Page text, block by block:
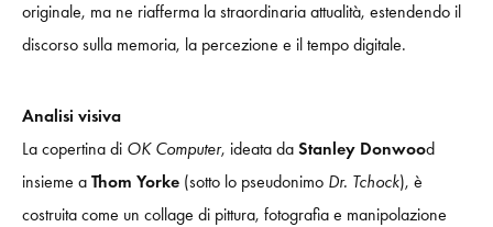
originale, ma ne riafferma la straordinaria attualità, estendendo il
discorso sulla memoria, la percezione e il tempo digitale.
Analisi visiva
La copertina di OK Computer, ideata da Stanley Donwood
insieme a Thom Yorke (sotto lo pseudonimo Dr. Tchock), è
costruita come un collage di pittura, fotografia e manipolazione